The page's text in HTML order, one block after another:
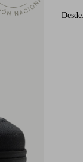
Desde: